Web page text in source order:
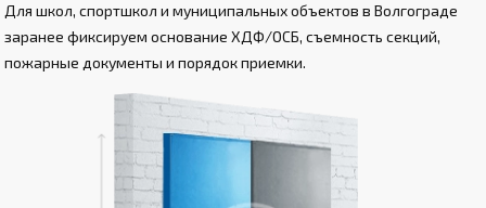
Для школ, спортшкол и муниципальных объектов в Волгограде
заранее фиксируем основание ХДФ/ОСБ, съемность секций,
пожарные документы и порядок приемки.